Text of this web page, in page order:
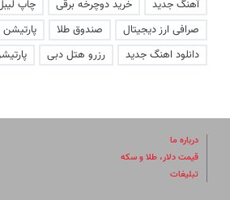
آهنگ جدید
خرید دوچرخه برقی چاپ
صرافی ارز دیجیتال
صندوق طلا
دانلود اهنگ جدید
رزرو هتل دبی
درباره ما
قیمت دلار، طلا و سکه
تبلیغات